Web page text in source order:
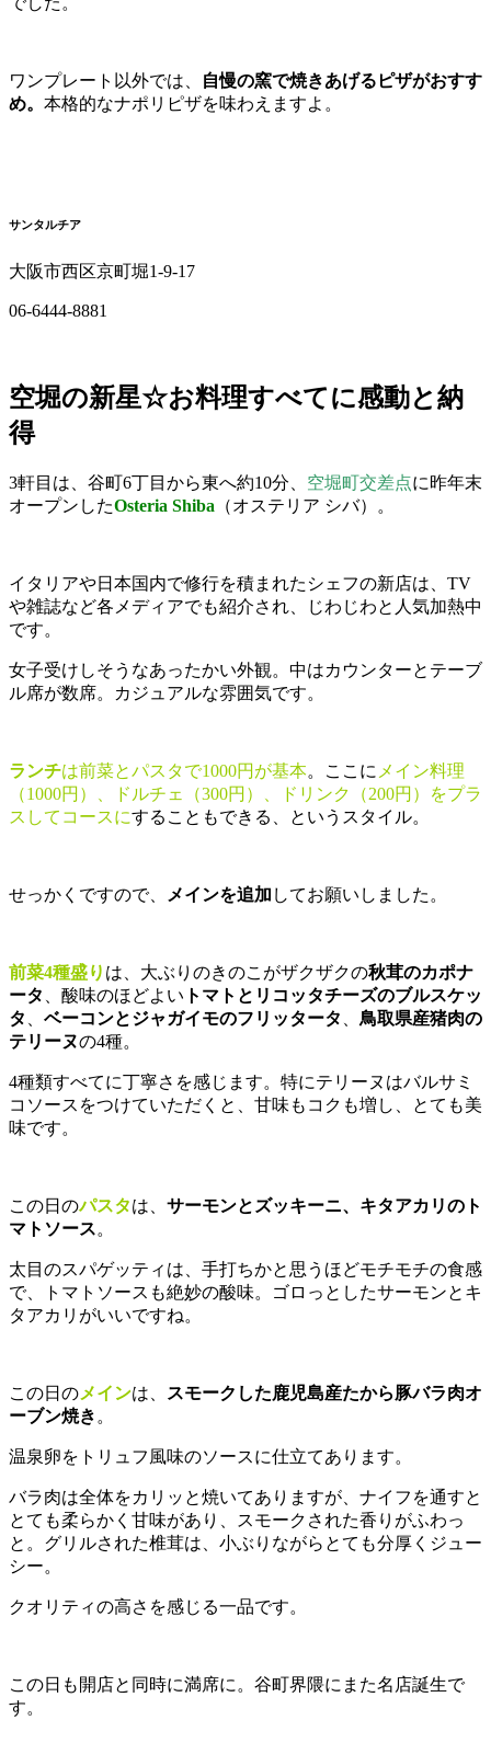
ワンプレート以外では、
自慢の窯で焼きあげるピザがおすす
め。 本格的なナポリピザを味わえますよ。
サンタルチア
大阪市西区京町堀1-9-17
06-6444-8881
空堀の新星☆お料理すべてに感動と納
得
3軒目は、谷町6丁目から東へ約10分、 空堀町交差点に昨年末
オープンしたOsteria Shiba （オステリア シバ）。
イタリアや日本国内で修行を積まれたシェフの新店は、TV
や雑誌など各メディアでも紹介され、じわじわと人気加熱中
です。
女子受けしそうなあったかい外観。中はカウンターとテーブ
ル席が数席。カジュアルな雰囲気です。
ランチは前菜とパスタで1000円が基本。ここに メイン料理
（1000円）、ドルチェ（300円）、ドリンク（200円）をプラ
スしてコースにすることもできる、というスタイル。
せっかくですので、 メインを追加 してお願いしました。
前菜4種盛り は、大ぶりのきのこがザクザクの秋茸のカポナ
ータ
、酸味のほどよい トマトとリコッタチーズのブルスケッ
タ
ベーコンとジャガイモのフリッタータ
鳥取県産猪肉の
テリーヌの4種。
4種類すべてに丁寧さを感じます。特にテリーヌはバルサミ
コソースをつけていただくと、甘味もコクも増し、とても美
味です。
この日のパスタは、 サーモンとズッキーニ、キタアカリのト
マトソース。
太目のスパゲッティは、手打ちかと思うほどモチモチの食感
で、トマトソースも絶妙の酸味。ゴロっとしたサーモンとキ
タアカリがいいですね。
この日のメインは、
スモークした鹿児島産たから豚バラ肉オ
ーブン焼き 。
温泉卵をトリュフ風味のソースに仕立てあります。
バラ肉は全体をカリッと焼いてありますが、ナイフを通すと
とても柔らかく甘味があり、スモークされた香りがふわっ
と。グリルされた椎茸は、小ぶりながらとても分厚くジュー
シー。
クオリティの高さを感じる一品です。
この日も開店と同時に満席に。谷町界隈にまた名店誕生で
す。